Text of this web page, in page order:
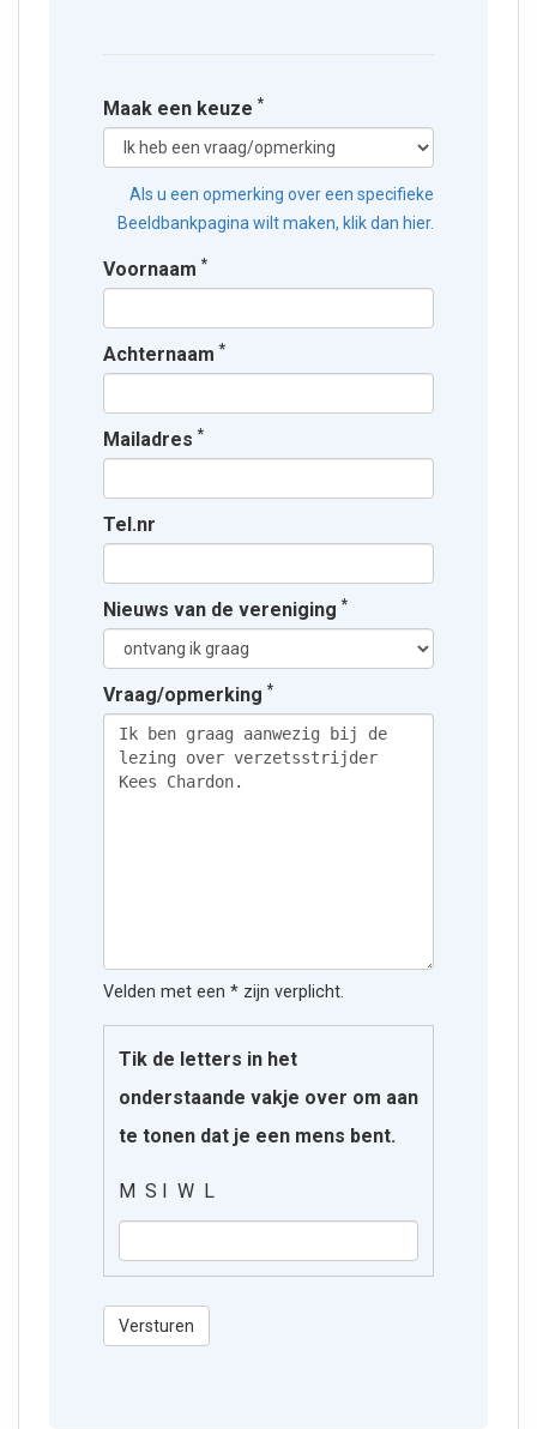
Maak een keuze *
Als u een opmerking over een specifieke
Beeldbankpagina wilt maken, klik dan hier.
Voornaam *
Achternaam *
Mailadres *
Tel.nr
Nieuws van de vereniging *
Vraag/opmerking *
Velden met een * zijn verplicht.
Tik de letters in het
onderstaande vakje over om aan
te tonen dat je een mens bent.
M S I W L
Versturen